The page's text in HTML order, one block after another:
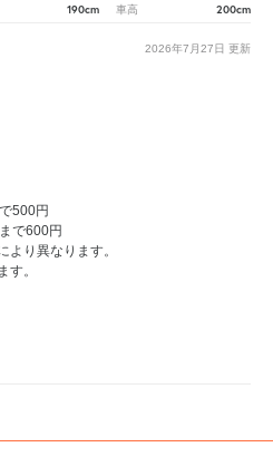
190cm 車高 200cm
2026年7月27日 更新
500円
で600円
り異なります。
。